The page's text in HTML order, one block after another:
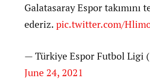
Galatasaray Espor takımını
ederiz.pic.twitter.com/
— Türkiye Espor Futbol Ligi
June 24, 2021